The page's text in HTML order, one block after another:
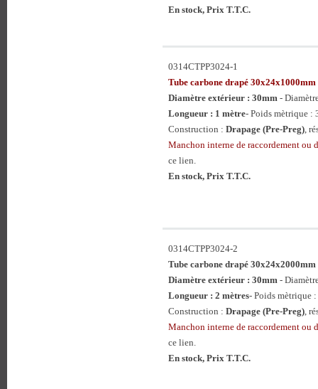
En stock, Prix T.T.C.
0314CTPP3024-1
Tube carbone drapé 30x24x1000mm
Diamètre extérieur : 30mm -
Longueur : 1 mètre- Poids mètrique :
Construction : Drapage (Pre-Preg),
Manchon interne de raccordement ou
ce lien.
En stock, Prix T.T.C.
0314CTPP3024-2
Tube carbone drapé 30x24x2000mm
Diamètre extérieur : 30mm -
Longueur : 2 mètres- Poids mètrique :
Construction : Drapage (Pre-Preg),
Manchon interne de raccordement ou
ce lien.
En stock, Prix T.T.C.